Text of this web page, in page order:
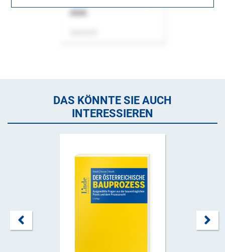
DAS KÖNNTE SIE AUCH
INTERESSIEREN